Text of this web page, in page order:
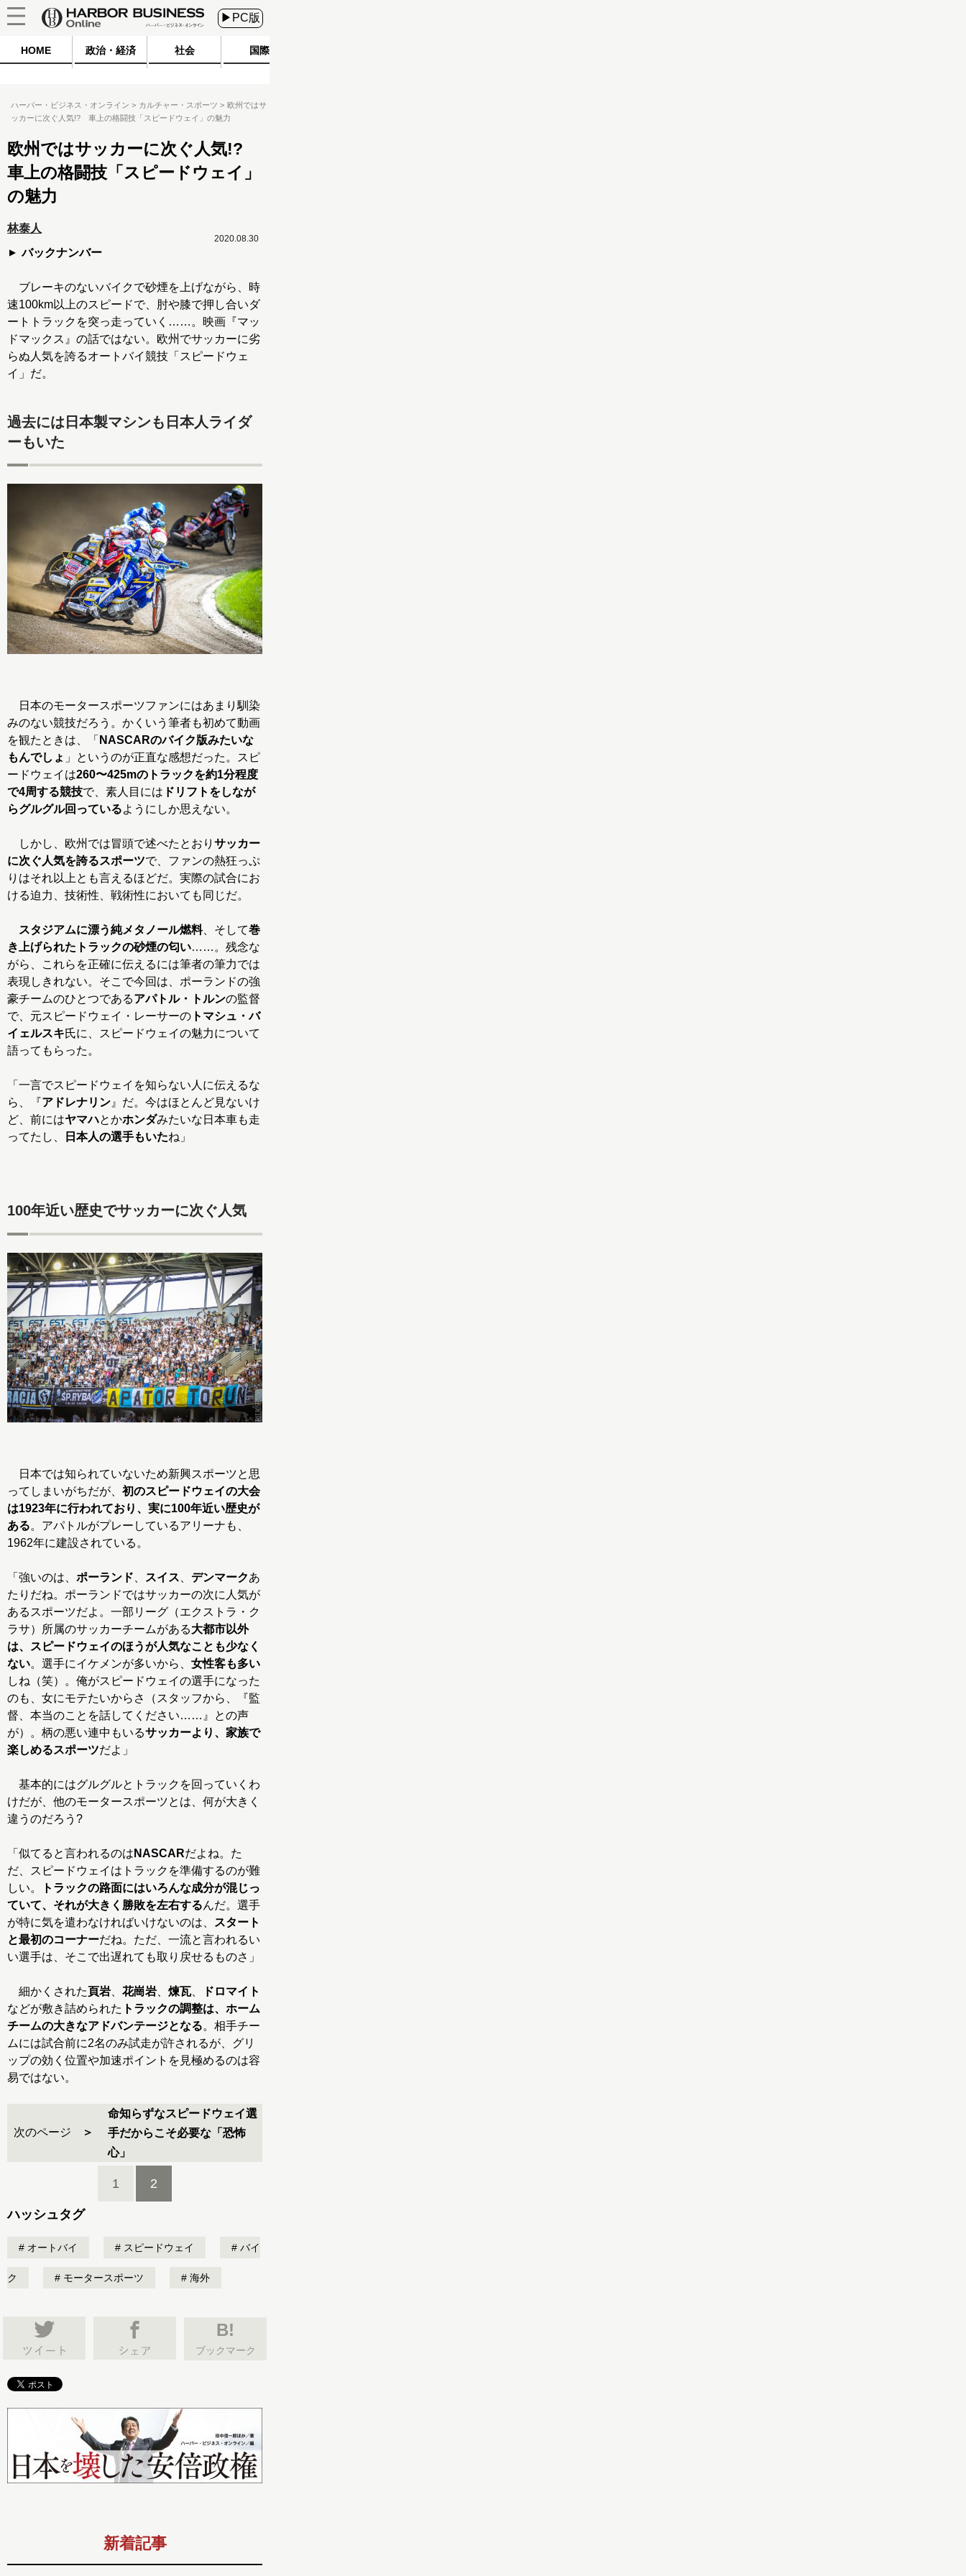
▶PC版
HOME 政治・経済 社会 国際
ハーバー・ビジネス・オンライン カルチャー・スポーツ
欧州ではサ
ッカーに次ぐ人気!? 車上の格闘技「スピードウェイ」の魅力
欧州ではサッカーに次ぐ人気!?
車上の格闘技「スピードウェイ」
の魅力
林泰人
バックナンバー
2020.08.30
ブレーキのないバイクで砂煙を上げながら、時
速100km以上のスピードで、肘や膝で押し合いダ
ートトラックを突っ走っていく……。映画『マッ
ドマックス』の話ではない。欧州でサッカーに劣
らぬ人気を誇るオートバイ競技「スピードウェ
イ」だ。
過去には日本製マシンも日本人ライダ
ーもいた
日本のモータースポーツファンにはあまり馴染
みのない競技だろう。かくいう筆者も初めて動画
を観たときは、「 NASCARのバイク版みたいな
もんでしょ 」というのが正直な感想だった。スピ
ードウェイは260〜425mのトラックを約1分程度
で4周する競技で、素人目には ドリフトをしなが
らグルグル回っているようにしか思えない。
しかし、欧州では冒頭で述べたとおり サッカー
に次ぐ人気を誇るスポーツで、ファンの熱狂っぷ
りはそれ以上とも言えるほどだ。実際の試合にお
ける迫力、技術性、戦術性においても同じだ。
スタジアムに漂う純メタノール燃料、そして巻
き上げられたトラックの砂煙の匂い……。残念な
がら、これらを正確に伝えるには筆者の筆力では
表現しきれない。そこで今回は、ポーランドの強
豪チームのひとつであるアパトル・トルンの監督
で、元スピードウェイ・レーサーの トマシュ・バ
イェルスキ氏に、スピードウェイの魅力について
語ってもらった。
「一言でスピードウェイを知らない人に伝えるな
ら、『アドレナリン 』だ。今はほとんど見ないけ
ど、前にはヤマハとかホンダみたいな日本車も走
ってたし、
日本人の選手もいたね」
100年近い歴史でサッカーに次ぐ人気
日本では知られていないため新興スポーツと思
ってしまいがちだが、 初のスピードウェイの大会
は1923年に行われており、実に100年近い歴史が
ある。アパトルがプレーしているアリーナも、
1962年に建設されている。
「強いのは、 ポーランド、 スイス、 デンマークあ
たりだね。ポーランドではサッカーの次に人気が
あるスポーツだよ。一部リーグ（エクストラ・ク
ラサ）所属のサッカーチームがある大都市以外
は、スピードウェイのほうが人気なことも少なく
ない。選手にイケメンが多いから、 女性客も多い
しね（笑）。俺がスピードウェイの選手になった
のも、女にモテたいからさ（スタッフから、『監
督、本当のことを話してください……』との声
が）。柄の悪い連中もいるサッカーより、家族で
楽しめるスポーツだよ」
基本的にはグルグルとトラックを回っていくわ
けだが、他のモータースポーツとは、何が大きく
違うのだろう?
「似てると言われるのは NASCARだよね。た
だ、スピードウェイはトラックを準備するのが難
しい。
トラックの路面にはいろんな成分が混じっ
ていて、それが大きく勝敗を左右するんだ。選手
が特に気を遣わなければいけないのは、 スタート
と最初のコーナーだね。ただ、一流と言われるい
い選手は、そこで出遅れても取り戻せるものさ」
細かくされた 頁岩、 花崗岩、 煉瓦、
ドロマイト
などが敷き詰められた トラックの調整は、ホーム
チームの大きなアドバンテージとなる。相手チー
ムには試合前に2名のみ試走が許されるが、グリ
ップの効く位置や加速ポイントを見極めるのは容
易ではない。
次のページ
命知らずなスピードウェイ選
手だからこそ必要な「恐怖
心」
1 2
ハッシュタグ
オートバイ スピードウェイ バイ
ク モータースポーツ 海外
B!
ブックマーク
新着記事